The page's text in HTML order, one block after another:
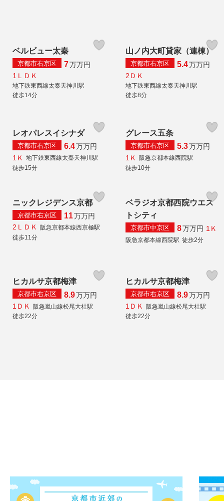
ベルビュー太秦
京都市右京区 7万万円
1ＬＤＫ
地下鉄東西線太秦天神川駅
徒歩14分
山ノ内大町貸家（連棟）
京都市右京区 5.4万万円
2ＤＫ
地下鉄東西線太秦天神川駅
徒歩8分
レオパレスイシナダ
京都市右京区 6.4万万円
1Ｋ
地下鉄東西線太秦天神川駅
徒歩15分
グレース五条
京都市右京区 5.3万万円
1Ｋ
阪急京都本線西院駅
徒歩10分
ニックレジデンス京都
京都市右京区 11万万円
2ＬＤＫ 阪急京都本線西京極駅
徒歩11分
ベラジオ京都西院ウエス
トシティ
京都市中京区 8万万円 1Ｋ
阪急京都本線西院駅 徒歩2分
ヒカルサ京都梅津
京都市右京区 8.9万万円
1ＤＫ
阪急嵐山線松尾大社駅
徒歩22分
ヒカルサ京都梅津
京都市右京区 8.9万万円
1ＤＫ
阪急嵐山線松尾大社駅
徒歩22分